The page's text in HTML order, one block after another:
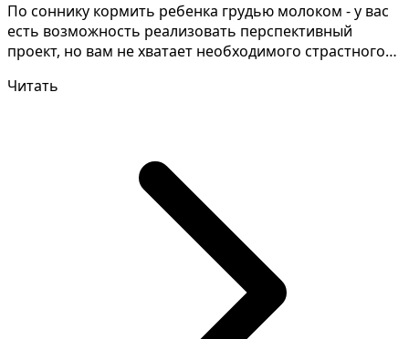
По соннику кормить ребенка грудью молоком - у вас
есть возможность реализовать перспективный
проект, но вам не хватает необходимого страстного
Читать